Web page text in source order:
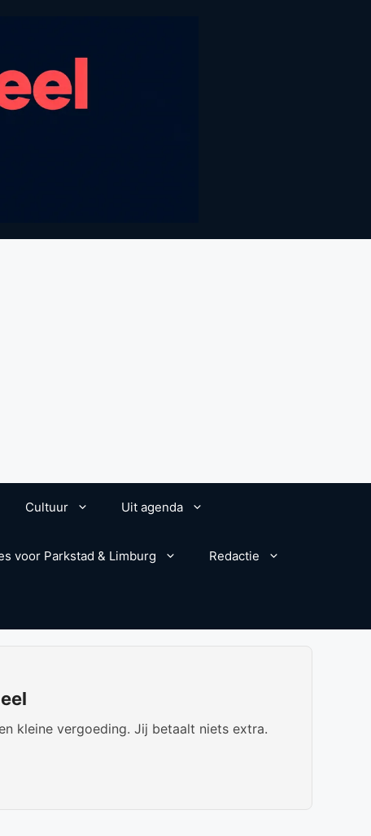
Cultuur Uit agenda
voor Parkstad & Limburg Redactie
kleine vergoeding. Jij betaalt niets extra.